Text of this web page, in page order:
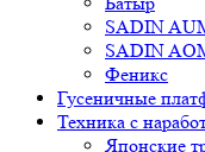
SADIN
SADIN
Феникс
Гусеничные
Техника с
Японские